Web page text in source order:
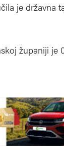
je državna
županiji je